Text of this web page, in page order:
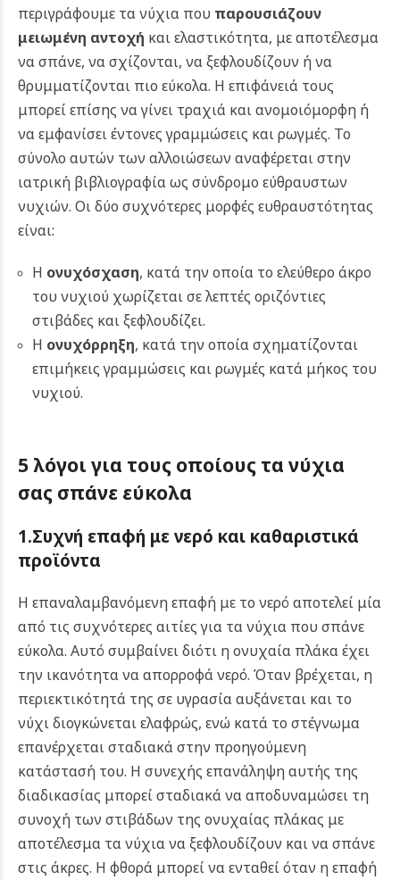
περιγράφουμε τα νύχια που παρουσιάζουν
μειωμένη αντοχή και ελαστικότητα, με αποτέλεσμα
να σπάνε, να σχίζονται, να ξεφλουδίζουν ή να
θρυμματίζονται πιο εύκολα. Η επιφάνειά τους
μπορεί επίσης να γίνει τραχιά και ανομοιόμορφη ή
να εμφανίσει έντονες γραμμώσεις και ρωγμές. Το
σύνολο αυτών των αλλοιώσεων αναφέρεται στην
ιατρική βιβλιογραφία ως σύνδρομο εύθραυστων
νυχιών. Οι δύο συχνότερες μορφές ευθραυστότητας
είναι:
Η ονυχόσχαση, κατά την οποία το ελεύθερο άκρο
του νυχιού χωρίζεται σε λεπτές οριζόντιες
στιβάδες και ξεφλουδίζει.
Η ονυχόρρηξη, κατά την οποία σχηματίζονται
επιμήκεις γραμμώσεις και ρωγμές κατά μήκος του
νυχιού.
5 λόγοι για τους οποίους τα νύχια
σας σπάνε εύκολα
1.Συχνή επαφή με νερό και καθαριστικά
προϊόντα
Η επαναλαμβανόμενη επαφή με το νερό αποτελεί μία
από τις συχνότερες αιτίες για τα νύχια που σπάνε
εύκολα. Αυτό συμβαίνει διότι η ονυχαία πλάκα έχει
την ικανότητα να απορροφά νερό. Όταν βρέχεται, η
περιεκτικότητά της σε υγρασία αυξάνεται και το
νύχι διογκώνεται ελαφρώς, ενώ κατά το στέγνωμα
επανέρχεται σταδιακά στην προηγούμενη
κατάστασή του. Η συνεχής επανάληψη αυτής της
διαδικασίας μπορεί σταδιακά να αποδυναμώσει τη
συνοχή των στιβάδων της ονυχαίας πλάκας με
αποτέλεσμα τα νύχια να ξεφλουδίζουν και να σπάνε
στις άκρες. Η φθορά μπορεί να ενταθεί όταν η επαφή